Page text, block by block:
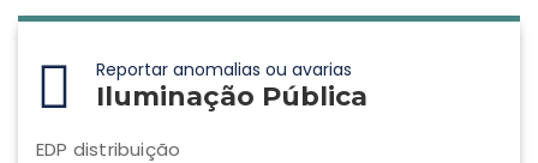
Reportar anomalias ou avarias
Iluminação Pública
EDP distribuição